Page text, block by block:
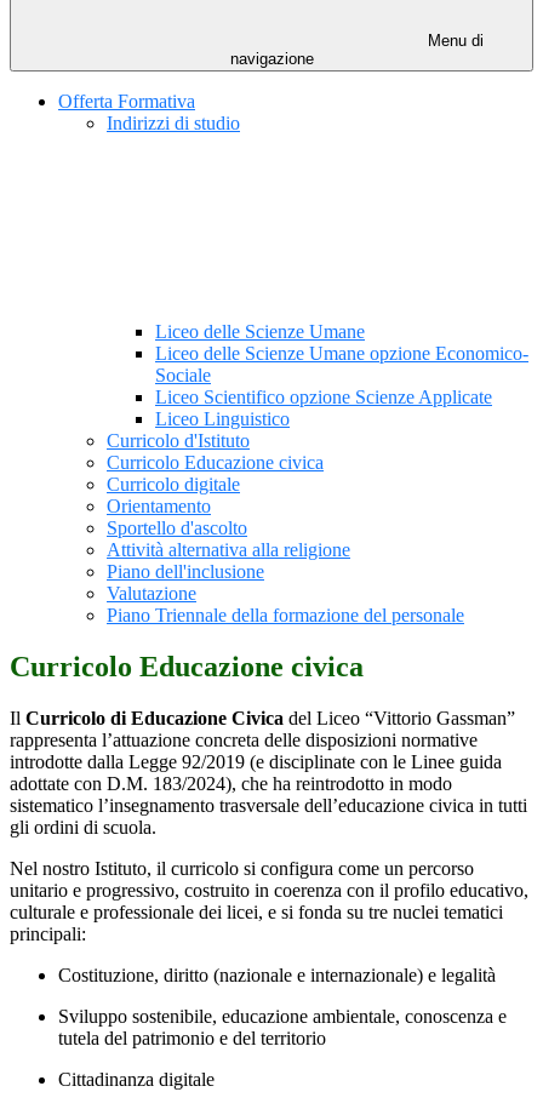
Menu di
navigazione
Offerta Formativa
Indirizzi di studio
Liceo delle Scienze Umane
Liceo delle Scienze Umane opzione Economico-
Sociale
Liceo Scientifico opzione Scienze Applicate
Liceo Linguistico
Curricolo d'Istituto
Curricolo Educazione civica
Curricolo digitale
Orientamento
Sportello d'ascolto
Attività alternativa alla religione
Piano dell'inclusione
Valutazione
Piano Triennale della formazione del personale
Curricolo Educazione civica
Il Curricolo di Educazione Civica del Liceo “Vittorio Gassman”
rappresenta l’attuazione concreta delle disposizioni normative
introdotte dalla Legge 92/2019 (e disciplinate con le Linee guida
adottate con D.M. 183/2024), che ha reintrodotto in modo
sistematico l’insegnamento trasversale dell’educazione civica in tutti
gli ordini di scuola.
Nel nostro Istituto, il curricolo si configura come un percorso
unitario e progressivo, costruito in coerenza con il profilo educativo,
culturale e professionale dei licei, e si fonda su tre nuclei tematici
principali:
Costituzione, diritto (nazionale e internazionale) e legalità
Sviluppo sostenibile, educazione ambientale, conoscenza e
tutela del patrimonio e del territorio
Cittadinanza digitale